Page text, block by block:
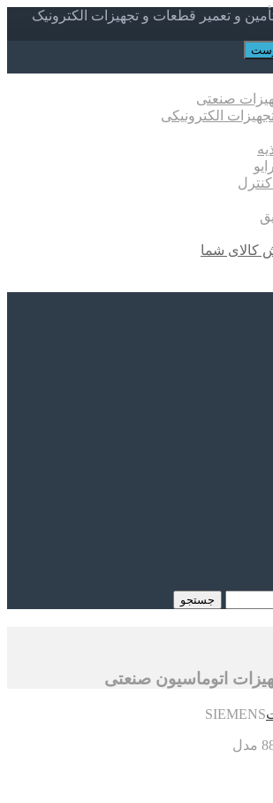
و تعمیر قطعات و تجهیزات الکترونیک
صنعتی
الکترونیکی
کالای شما
جستجو
اتوماسیون صنعتی
SIEMENS